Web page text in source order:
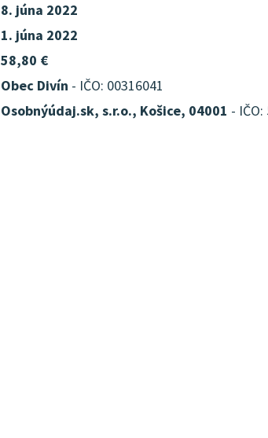
8. júna 2022
1. júna 2022
58,80 €
Obec Divín - IČO: 00316041
Osobnýúdaj.sk, s.r.o., Košice, 04001 - IČO: